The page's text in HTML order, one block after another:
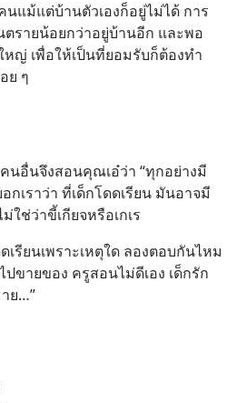
นแม้แต่บ้านตัวเองก็อยู่ไม่ได้ การ
รายน้อยกว่าอยู่บ้านอีก และพอ
ญ่ เพื่อให้เป็นที่ยอมรับก็ต้องทำ
ย ๆ
นอื่นจึงสอนคุณเอ๋ว่า “ทุกอย่างมี
กเราว่า ที่เด็กโดดเรียน มันอาจมี
ใช่ว่าขี้เกียจหรือเกเร
เรียนเพราะเหตุใด ลองตอบกันไหม
ปขายของ ครูสอนไม่ดีเอง เด็กรัก
ย…”